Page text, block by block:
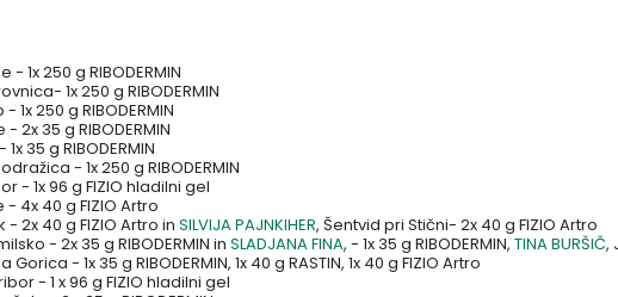
- 1x 250 g RIBODERMIN
1x 250 g RIBODERMIN
- 1x 250 g RIBODERMIN
2x 35 g RIBODERMIN
1x 35 g RIBODERMIN
- 1x 250 g RIBODERMIN
- 1x 96 g FIZIO hladilni gel
- 4x 40 g FIZIO Artro
- 2x 40 g FIZIO Artro in SILVIJA PAJNKIHER, Šentvid pri Stični- 2x 40 g FIZIO Artro
- 2x 35 g RIBODERMIN in SLADJANA FINA, - 1x 35 g RIBODERMIN, TINA BURŠIČ,
Gorica - 1x 35 g RIBODERMIN, 1x 40 g RASTIN, 1x 40 g FIZIO Artro
- 1 x 96 g FIZIO hladilni gel